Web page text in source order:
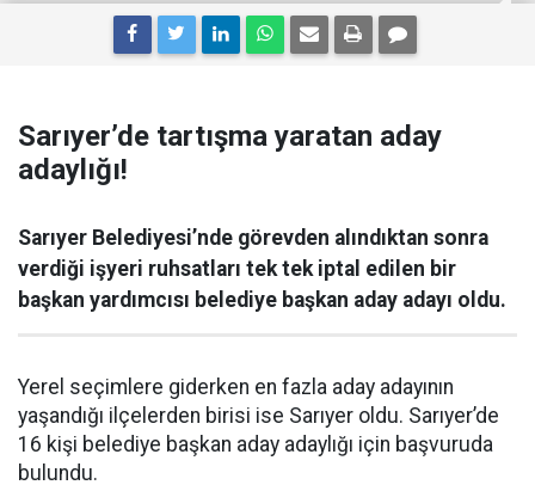
Sarıyer’de tartışma yaratan aday
adaylığı!
Sarıyer Belediyesi’nde görevden alındıktan sonra
verdiği işyeri ruhsatları tek tek iptal edilen bir
başkan yardımcısı belediye başkan aday adayı oldu.
Yerel seçimlere giderken en fazla aday adayının
yaşandığı ilçelerden birisi ise Sarıyer oldu. Sarıyer’de
16 kişi belediye başkan aday adaylığı için başvuruda
bulundu.